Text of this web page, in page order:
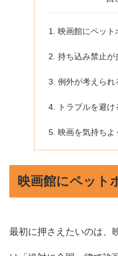
映画館にペット
持ち込み禁止が
例外が考えられ
トラブルを避
映画を気持ちよ
映画館にペット
最初に押さえたいのは、